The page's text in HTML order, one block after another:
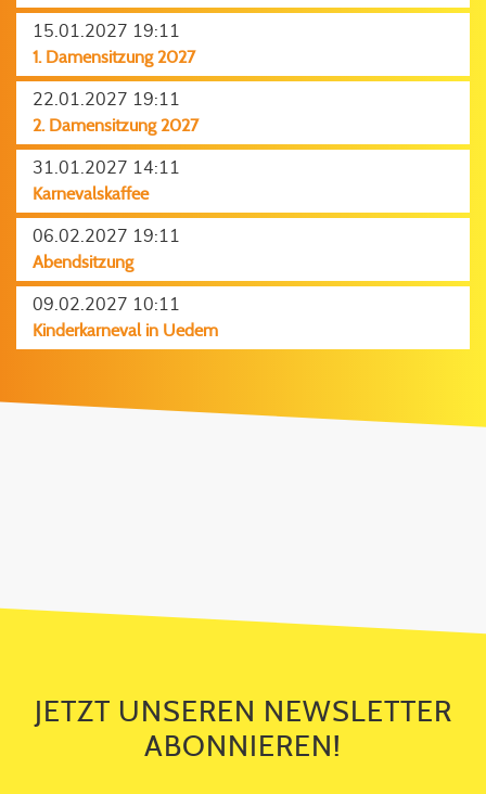
15.01.2027 19:11
1. Damensitzung 2027
22.01.2027 19:11
2. Damensitzung 2027
31.01.2027 14:11
Karnevalskaffee
06.02.2027 19:11
Abendsitzung
09.02.2027 10:11
Kinderkarneval in Uedem
JETZT UNSEREN NEWSLETTER
ABONNIEREN!